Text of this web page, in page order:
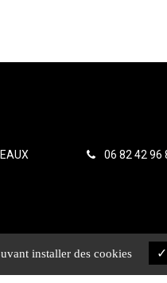
06 82 42 96
installer des cookies